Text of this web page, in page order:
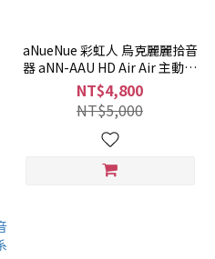
aNueNue 彩虹人 烏克麗麗拾音
器 aNN-AAU HD Air Air 主動式
雙系統拾音器
NT$4,800
NT$5,000